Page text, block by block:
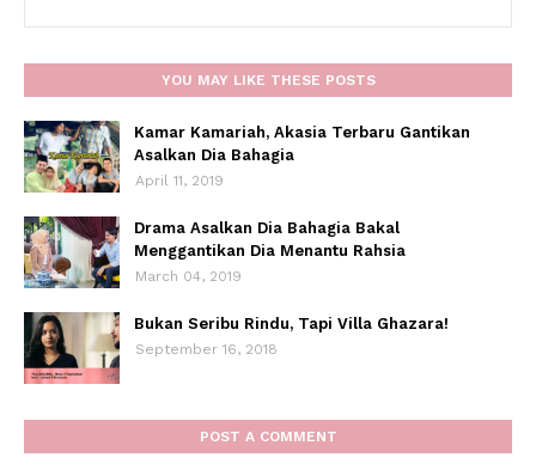
YOU MAY LIKE THESE POSTS
Kamar Kamariah, Akasia Terbaru Gantikan
Asalkan Dia Bahagia
April 11, 2019
Drama Asalkan Dia Bahagia Bakal
Menggantikan Dia Menantu Rahsia
March 04, 2019
Bukan Seribu Rindu, Tapi Villa Ghazara!
September 16, 2018
POST A COMMENT